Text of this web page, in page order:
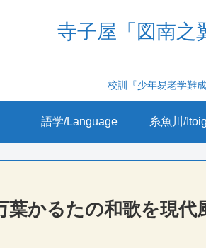
寺子屋「図南之
校訓『少年易老学難
語学/Language 糸魚川/
葉かるたの和歌を現代